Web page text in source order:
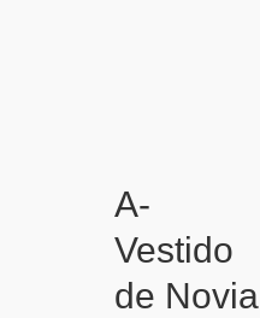
A-
Vestido
de Novia